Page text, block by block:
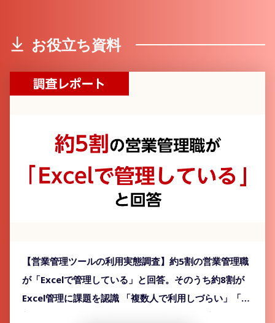
お役立ち資料
【営業管理ツールの利用実態調査】約5割の営業管理職
が「Excelで管理している」と回答。そのうち約8割が
Excel管理に課題を認識 「複数人で利用しづらい」「最
新版がどこにあるかわからない」など課題が挙がるも、